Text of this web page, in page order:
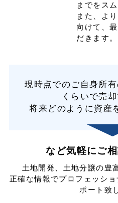
までをス
また、よ
向けて、
だきます。
現時点でのご自身所
くらいで売
将来どのように資産
など気軽にご相
土地開発、土地分譲の豊
正確な情報でプロフェッシ
ポート致